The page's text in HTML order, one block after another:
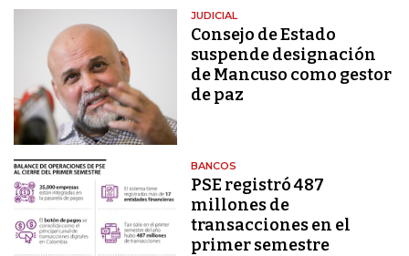
JUDICIAL
Consejo de Estado
suspende designación
de Mancuso como gestor
de paz
BANCOS
PSE registró 487
millones de
transacciones en el
primer semestre